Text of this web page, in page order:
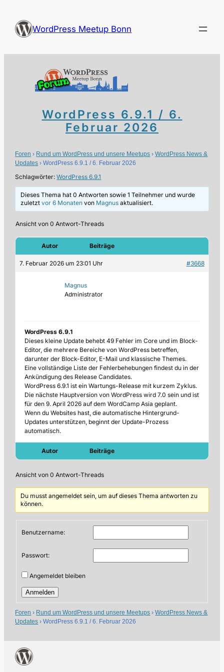
Inhalt
springen
WordPress Meetup Bonn
WordPress 6.9.1 / 6.
Februar 2026
Foren › Rund um WordPress und unsere Meetups › WordPress News &
Updates › WordPress 6.9.1 / 6. Februar 2026
Schlagwörter:WordPress 6.9.1
Dieses Thema hat 0 Antworten sowie 1 Teilnehmer und wurde
zuletzt vor 6 Monatenvon Magnusaktualisiert.
Ansicht von 0 Antwort-Threads
Autor Beiträge
7. Februar 2026 um 23:01 Uhr #3668
Magnus
Administrator
WordPress 6.9.1
Dieses kleine Update behebt 49 Fehler im Core und im Block-
Editor, die mehrere Bereiche von WordPress betreffen,
darunter der Block-Editor, E-Mail und klassische Themes.
Eine vollständige Liste der Fehlerbehebungen findest du in der
Ankündigung des Release Candidates.
WordPress 6.9.1 ist ein Wartungs-Release mit kurzem Zyklus.
Die nächste Hauptversion von WordPress wird 7.0 sein und ist
für den 9. April 2026 auf dem WordCamp Asia geplant.
Wenn du Websites hast, die automatische Hintergrund-
Updates unterstützen, beginnt der Update-Prozess
automatisch.
Autor Beiträge
Ansicht von 0 Antwort-Threads
Du musst angemeldet sein, um auf dieses Thema antworten zu
können.
Benutzername:
Passwort:
Angemeldet bleiben
Anmelden
Foren › Rund um WordPress und unsere Meetups › WordPress News &
Updates › WordPress 6.9.1 / 6. Februar 2026